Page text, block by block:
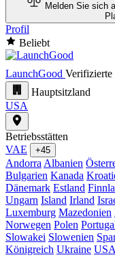
Melden Sie sich
Profil
Beliebt
LaunchGood Verifizierte
Hauptsitzland
USA
Betriebsstätten
VAE
+45
Andorra Albanien
Bulgarien Kanada
Dänemark Estland
Ungarn Island Irland
Luxemburg Mazedonien
Norwegen Polen
Slowakei Slowenien
Königreich Ukraine USA